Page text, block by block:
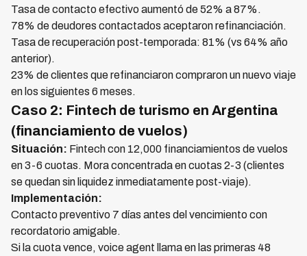
Tasa de contacto efectivo aumentó de 52% a 87%.
78% de deudores contactados aceptaron refinanciación.
Tasa de recuperación post-temporada: 81% (vs 64% año
anterior).
23% de clientes que refinanciaron compraron un nuevo viaje
en los siguientes 6 meses.
Caso 2: Fintech de turismo en Argentina
(financiamiento de vuelos)
Situación: Fintech con 12,000 financiamientos de vuelos
en 3-6 cuotas. Mora concentrada en cuotas 2-3 (clientes
se quedan sin liquidez inmediatamente post-viaje).
Implementación:
Contacto preventivo 7 días antes del vencimiento con
recordatorio amigable.
Si la cuota vence, voice agent llama en las primeras 48